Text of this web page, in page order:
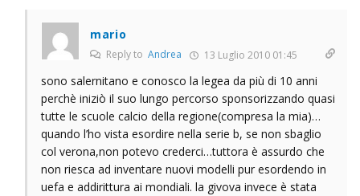
mario
Reply to Andrea 13 Luglio 2010 01:45
sono salernitano e conosco la legea da più di 10 anni
perchè iniziò il suo lungo percorso sponsorizzando quasi
tutte le scuole calcio della regione(compresa la mia)…
quando l’ho vista esordire nella serie b, se non sbaglio
col verona,non potevo crederci…tuttora è assurdo che
non riesca ad inventare nuovi modelli pur esordendo in
uefa e addirittura ai mondiali. la givova invece è stata